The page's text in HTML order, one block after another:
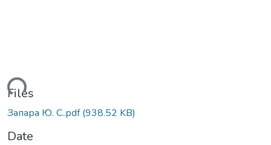
Files
Запара Ю. С..pdf(938.52 KB)
Date